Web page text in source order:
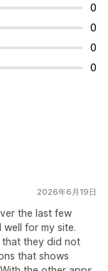
0
0
0
0
2026年6月19日
the last few
for my site.
that they did not
that shows